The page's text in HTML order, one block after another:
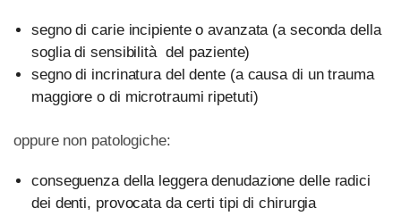
segno di carie incipiente o avanzata (a seconda della
soglia di sensibilità del paziente)
segno di incrinatura del dente (a causa di un trauma
maggiore o di microtraumi ripetuti)
oppure non patologiche:
conseguenza della leggera denudazione delle radici
dei denti, provocata da certi tipi di chirurgia